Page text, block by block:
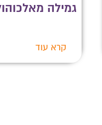
גמילה
קרא עוד